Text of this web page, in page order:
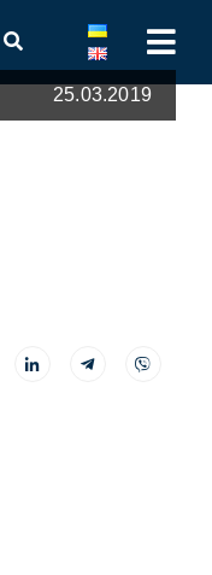
25.03.2019